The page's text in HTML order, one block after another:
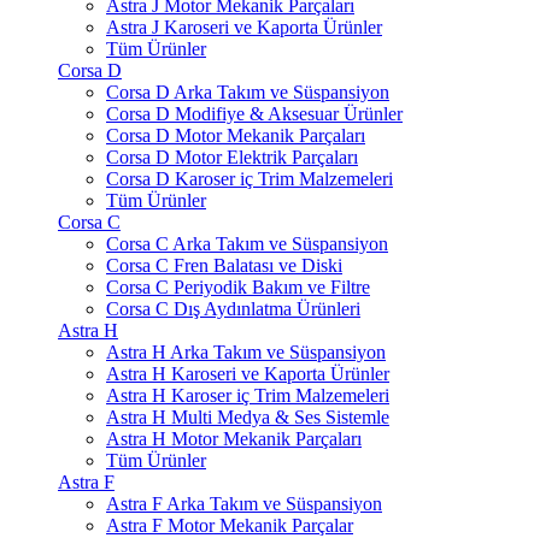
Astra J Motor Mekanik Parçaları
Astra J Karoseri ve Kaporta Ürünler
Tüm Ürünler
Corsa D
Corsa D Arka Takım ve Süspansiyon
Corsa D Modifiye & Aksesuar Ürünler
Corsa D Motor Mekanik Parçaları
Corsa D Motor Elektrik Parçaları
Corsa D Karoser iç Trim Malzemeleri
Tüm Ürünler
Corsa C
Corsa C Arka Takım ve Süspansiyon
Corsa C Fren Balatası ve Diski
Corsa C Periyodik Bakım ve Filtre
Corsa C Dış Aydınlatma Ürünleri
Astra H
Astra H Arka Takım ve Süspansiyon
Astra H Karoseri ve Kaporta Ürünler
Astra H Karoser iç Trim Malzemeleri
Astra H Multi Medya & Ses Sistemle
Astra H Motor Mekanik Parçaları
Tüm Ürünler
Astra F
Astra F Arka Takım ve Süspansiyon
Astra F Motor Mekanik Parçalar